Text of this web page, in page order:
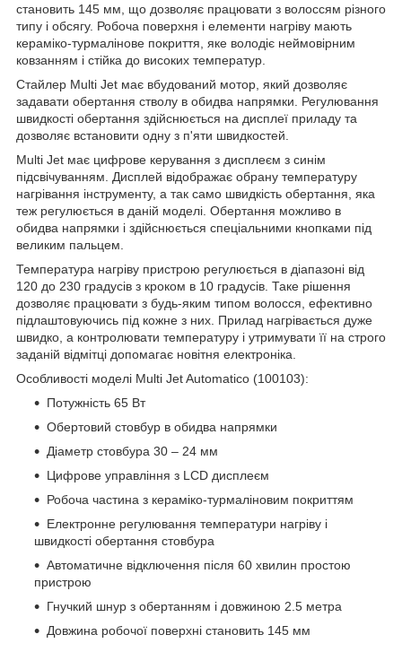
становить 145 мм, що дозволяє працювати з волоссям різного
типу і обсягу. Робоча поверхня і елементи нагріву мають
кераміко-турмалінове покриття, яке володіє неймовірним
ковзанням і стійка до високих температур.
Стайлер Multi Jet має вбудований мотор, який дозволяє
задавати обертання стволу в обидва напрямки. Регулювання
швидкості обертання здійснюється на дисплеї приладу та
дозволяє встановити одну з п'яти швидкостей.
Multi Jet має цифрове керування з дисплеєм з синім
підсвічуванням. Дисплей відображає обрану температуру
нагрівання інструменту, а так само швидкість обертання, яка
теж регулюється в даній моделі. Обертання можливо в
обидва напрямки і здійснюється спеціальними кнопками під
великим пальцем.
Температура нагріву пристрою регулюється в діапазоні від
120 до 230 градусів з кроком в 10 градусів. Таке рішення
дозволяє працювати з будь-яким типом волосся, ефективно
підлаштовуючись під кожне з них. Прилад нагрівається дуже
швидко, а контролювати температуру і утримувати її на строго
заданій відмітці допомагає новітня електроніка.
Особливості моделі Multi Jet Automatico (100103):
Потужність 65 Вт
Обертовий стовбур в обидва напрямки
Діаметр стовбура 30 – 24 мм
Цифрове управління з LCD дисплеєм
Робоча частина з кераміко-турмаліновим покриттям
Електронне регулювання температури нагріву і
швидкості обертання стовбура
Автоматичне відключення після 60 хвилин простою
пристрою
Гнучкий шнур з обертанням і довжиною 2.5 метра
Довжина робочої поверхні становить 145 мм